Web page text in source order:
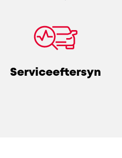
Serviceeftersyn